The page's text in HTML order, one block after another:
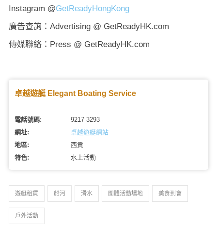
Instagram @GetReadyHongKong
廣告查詢：Advertising @ GetReadyHK.com
傳媒聯絡：Press @ GetReadyHK.com
卓越遊艇 Elegant Boating Service
電話號碼:
9217 3293
網址:
卓越遊艇網站
地區:
西貢
特色:
水上活動
遊艇租賃 船河 滑水 團體活動場地 美食到會
戶外活動